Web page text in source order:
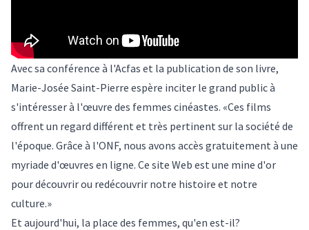
Avec sa conférence à l'Acfas et la publication de son livre,
Marie-Josée Saint-Pierre espère inciter le grand public à
s'intéresser à l'œuvre des femmes cinéastes. «Ces films
offrent un regard différent et très pertinent sur la société de
l'époque. Grâce à l'ONF, nous avons accès gratuitement à une
myriade d'œuvres en ligne. Ce site Web est une mine d'or
pour découvrir ou redécouvrir notre histoire et notre
culture.»
Et aujourd'hui, la place des femmes, qu'en est-il?